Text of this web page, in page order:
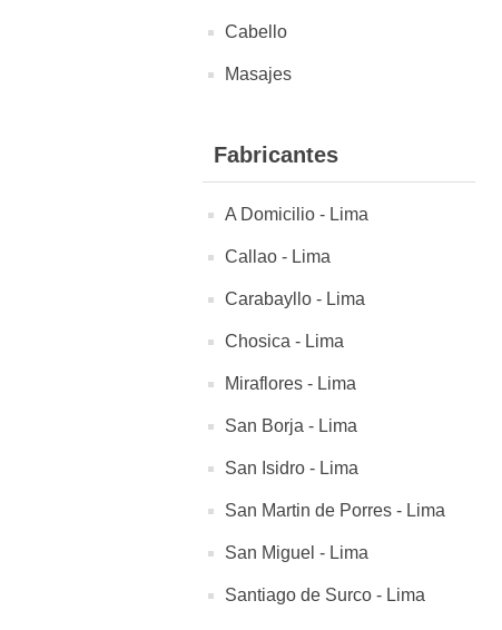
Cabello
Masajes
Fabricantes
A Domicilio - Lima
Callao - Lima
Carabayllo - Lima
Chosica - Lima
Miraflores - Lima
San Borja - Lima
San Isidro - Lima
San Martin de Porres - Lima
San Miguel - Lima
Santiago de Surco - Lima